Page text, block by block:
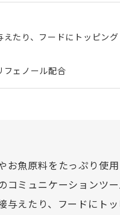
えたり、フードにトッピン
フェノール配合
魚原料をたっぷり使用
ミュニケーションツー
えたり、フードにトッ